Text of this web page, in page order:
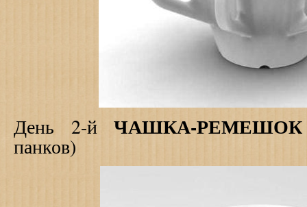
День 2-йЧАШКА-
панков)